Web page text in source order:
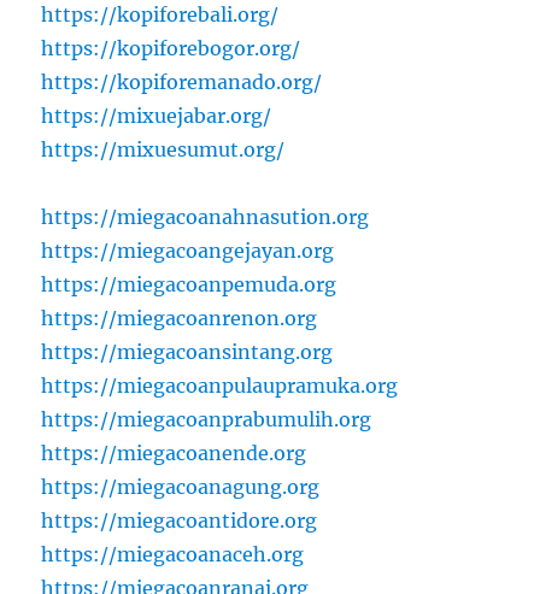
https://kopiforebali.org/
https://kopiforebogor.org/
https://kopiforemanado.org/
https://mixuejabar.org/
https://mixuesumut.org/
https://miegacoanahnasution.org
https://miegacoangejayan.org
https://miegacoanpemuda.org
https://miegacoanrenon.org
https://miegacoansintang.org
https://miegacoanpulaupramuka.org
https://miegacoanprabumulih.org
https://miegacoanende.org
https://miegacoanagung.org
https://miegacoantidore.org
https://miegacoanaceh.org
https://miegacoanranai.org